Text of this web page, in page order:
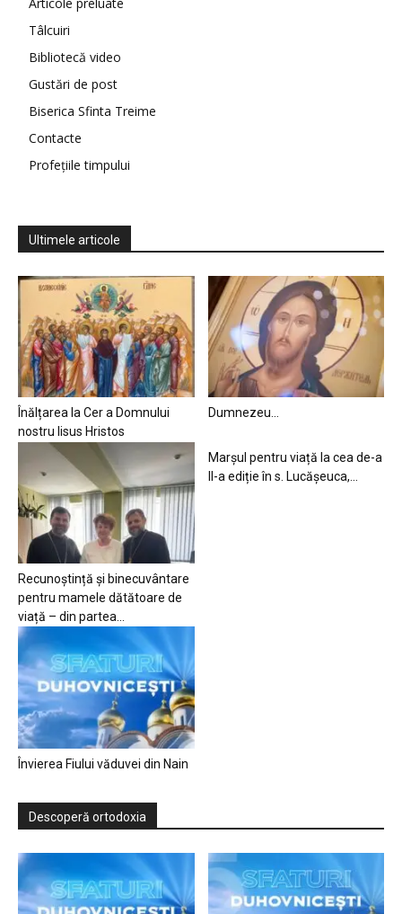
Tâlcuiri
Bibliotecă video
Gustări de post
Biserica Sfinta Treime
Contacte
Profețiile timpului
Ultimele articole
Înălțarea la Cer a Domnului
nostru Iisus Hristos
Dumnezeu…
Recunoștință și binecuvântare
pentru mamele dătătoare de
viață – din partea...
Marșul pentru viață la cea de-a
II-a ediție în s. Lucășeuca,...
Învierea Fiului văduvei din Nain
Descoperă ortodoxia